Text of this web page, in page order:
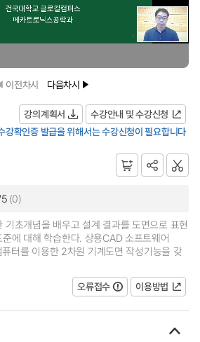
이전차시 다음차시
강의계획서
수강안내 및 수강신청
강확인증 발급을 위해서는 수강신청이 필요합니다
(0)
기초개념을 배우고 설계 결과를 도면으로 표현
에 대해 학습한다. 상용CAD 소프트웨어
터를 이용한 2차원 기계도면 작성기능을 갖
오류접수
이용방법